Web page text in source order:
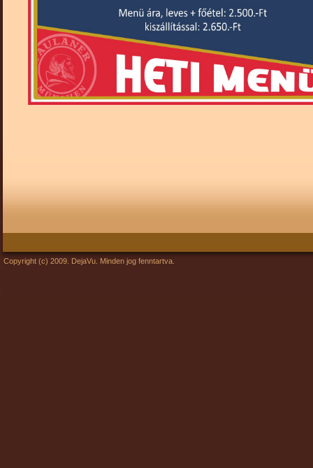
Copyright (c) 2009. DejaVu. Minden jog fenntartva.